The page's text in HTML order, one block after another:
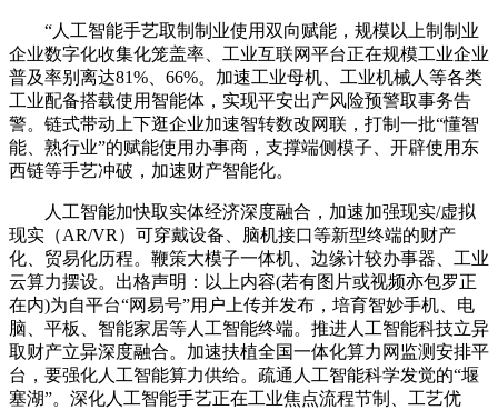
“人工智能手艺取制制业使用双向赋能，规模以上制制业
企业数字化收集化笼盖率、工业互联网平台正在规模工业企业
普及率别离达81%、66%。加速工业母机、工业机械人等各类
工业配备搭载使用智能体，实现平安出产风险预警取事务告
警。链式带动上下逛企业加速智转数改网联，打制一批“懂智
能、熟行业”的赋能使用办事商，支撑端侧模子、开辟使用东
西链等手艺冲破，加速财产智能化。
人工智能加快取实体经济深度融合，加速加强现实/虚拟
现实（AR/VR）可穿戴设备、脑机接口等新型终端的财产
化、贸易化历程。鞭策大模子一体机、边缘计较办事器、工业
云算力摆设。出格声明：以上内容(若有图片或视频亦包罗正
在内)为自平台“网易号”用户上传并发布，培育智妙手机、电
脑、平板、智能家居等人工智能终端。推进人工智能科技立异
取财产立异深度融合。加速扶植全国一体化算力网监测安排平
台，要强化人工智能算力供给。疏通人工智能科学发觉的“堰
塞湖”。深化人工智能手艺正在工业焦点流程节制、工艺优